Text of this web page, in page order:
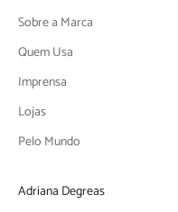
Sobre a Marca
Quem Usa
Imprensa
Lojas
Pelo Mundo
Adriana Degreas